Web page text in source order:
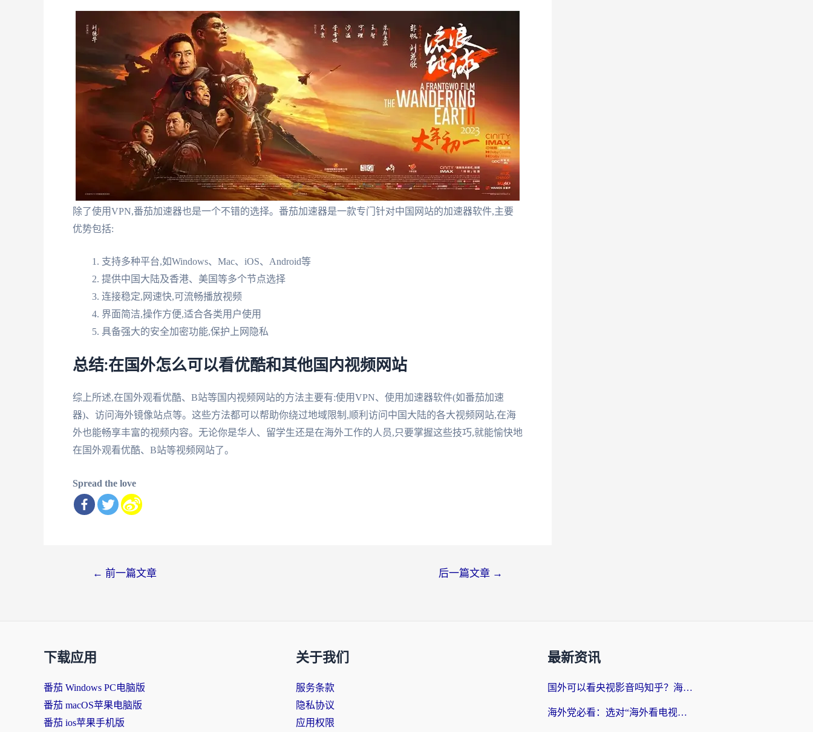
除了使用VPN,番茄加速器也是一个不错的选择。番茄加速器是一款专门针对中国网站的加速器软件,主要
优势包括:
支持多种平台,如Windows、Mac、iOS、Android等
提供中国大陆及香港、美国等多个节点选择
连接稳定,网速快,可流畅播放视频
界面简洁,操作方便,适合各类用户使用
具备强大的安全加密功能,保护上网隐私
总结:在国外怎么可以看优酷和其他国内视频网站
综上所述,在国外观看优酷、B站等国内视频网站的方法主要有:使用VPN、使用加速器软件(如番茄加速
器)、访问海外镜像站点等。这些方法都可以帮助你绕过地域限制,顺利访问中国大陆的各大视频网站,在海
外也能畅享丰富的视频内容。无论你是华人、留学生还是在海外工作的人员,只要掌握这些技巧,就能愉快地
在国外观看优酷、B站等视频网站了。
Spread the love
← 前一篇文章 后一篇文章 →
下载应用
番茄 Windows PC电脑版
番茄 macOS苹果电脑版
番茄 ios苹果手机版
关于我们
服务条款
隐私协议
应用权限
最新资讯
国外可以看央视影音吗知乎？海外党亲测有效的回国加速方案
海外党必看：选对“海外看电视剧软件”，再也不用愁国内剧刷不了